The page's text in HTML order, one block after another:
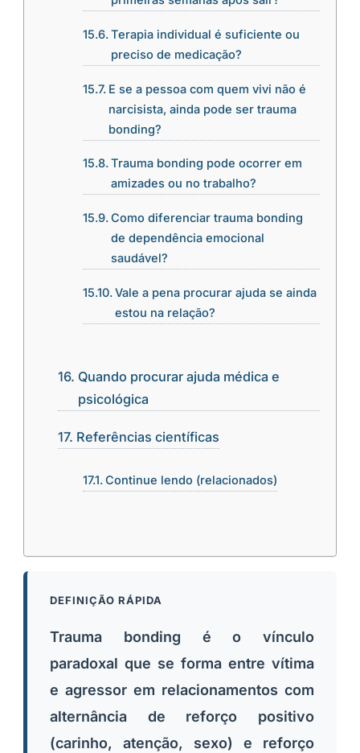
Terapia individual é suficiente ou
preciso de medicação?
E se a pessoa com quem vivi não é
narcisista, ainda pode ser trauma
bonding?
Trauma bonding pode ocorrer em
amizades ou no trabalho?
Como diferenciar trauma bonding
de dependência emocional
saudável?
Vale a pena procurar ajuda se ainda
estou na relação?
Quando procurar ajuda médica e
psicológica
Referências científicas
Continue lendo (relacionados)
DEFINIÇÃO RÁPIDA
Trauma bonding é o vínculo
paradoxal que se forma entre vítima
e agressor em relacionamentos com
alternância de reforço positivo
(carinho, atenção, sexo) e reforço